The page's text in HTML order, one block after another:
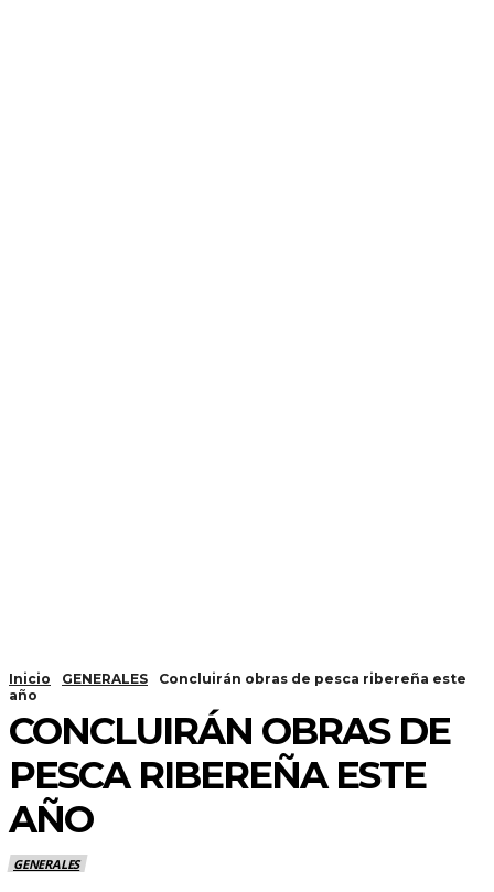
Inicio GENERALES
Concluirán obras de pesca ribereña este
año
CONCLUIRÁN OBRAS DE
PESCA RIBEREÑA ESTE
AÑO
GENERALES